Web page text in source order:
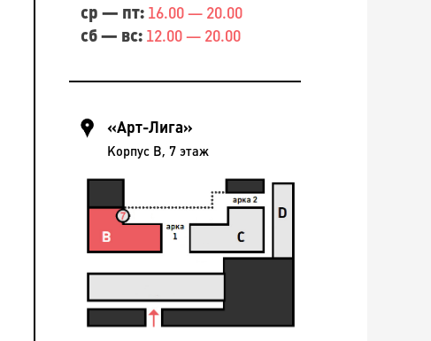
ср — пт: 16.00 — 20.00
сб — вс: 12.00 — 20.00
«Арт-Лига»
Корпус B, 7 этаж